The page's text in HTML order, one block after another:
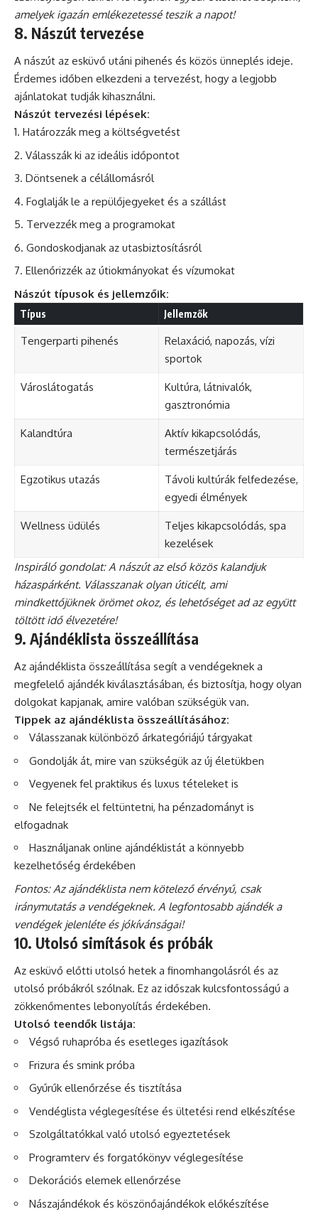
amelyek igazán emlékezetessé teszik a napot!
8. Nászút tervezése
A nászút az esküvő utáni pihenés és közös ünneplés ideje.
Érdemes időben elkezdeni a tervezést, hogy a legjobb
ajánlatokat tudják kihasználni.
Nászút tervezési lépések:
Határozzák meg a költségvetést
Válasszák ki az ideális időpontot
Döntsenek a célállomásról
Foglalják le a repülőjegyeket és a szállást
Tervezzék meg a programokat
Gondoskodjanak az utasbiztosításról
Ellenőrizzék az útiokmányokat és vízumokat
Nászút típusok és jellemzőik:
Típus Jellemzők
Tengerparti pihenés
Relaxáció, napozás, vízi
sportok
Városlátogatás
Kultúra, látnivalók,
gasztronómia
Kalandtúra
Aktív kikapcsolódás,
természetjárás
Egzotikus utazás
Távoli kultúrák felfedezése,
egyedi élmények
Wellness üdülés
Teljes kikapcsolódás, spa
kezelések
Inspiráló gondolat: A nászút az első közös kalandjuk
házaspárként. Válasszanak olyan úticélt, ami
mindkettőjüknek örömet okoz, és lehetőséget ad az együtt
töltött idő élvezetére!
9. Ajándéklista összeállítása
Az ajándéklista összeállítása segít a vendégeknek a
megfelelő ajándék kiválasztásában, és biztosítja, hogy olyan
dolgokat kapjanak, amire valóban szükségük van.
Tippek az ajándéklista összeállításához:
Válasszanak különböző árkategóriájú tárgyakat
Gondolják át, mire van szükségük az új életükben
Vegyenek fel praktikus és luxus tételeket is
Ne felejtsék el feltüntetni, ha pénzadományt is
elfogadnak
Használjanak online ajándéklistát a könnyebb
kezelhetőség érdekében
Fontos: Az ajándéklista nem kötelező érvényű, csak
iránymutatás a vendégeknek. A legfontosabb ajándék a
vendégek jelenléte és jókívánságai!
10. Utolsó simítások és próbák
Az esküvő előtti utolsó hetek a finomhangolásról és az
utolsó próbákról szólnak. Ez az időszak kulcsfontosságú a
zökkenőmentes lebonyolítás érdekében.
Utolsó teendők listája:
Végső ruhapróba és esetleges igazítások
Frizura és smink próba
Gyűrűk ellenőrzése és tisztítása
Vendéglista véglegesítése és ültetési rend elkészítése
Szolgáltatókkal való utolsó egyeztetések
Programterv és forgatókönyv véglegesítése
Dekorációs elemek ellenőrzése
Nászajándékok és köszönőajándékok előkészítése